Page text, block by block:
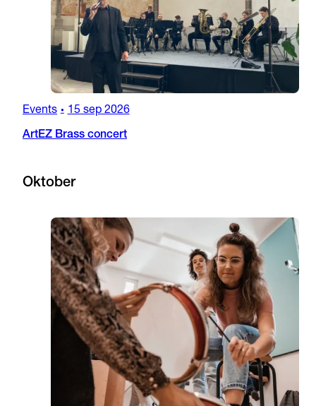
Events • 15 sep 2026
ArtEZ Brass concert
Oktober